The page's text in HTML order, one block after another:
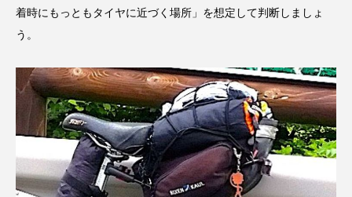
着時にもっともタイヤに近づく場所」を想定して判断しましょ
う。